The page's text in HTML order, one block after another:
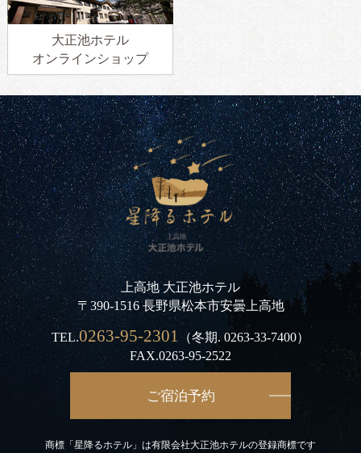
大正池ホテル
オンラインショップ
上高地 大正池ホテル
〒390-1516 長野県松本市安曇上高地
TEL.0263-95-2301 （冬期.0263-33-7400）
FAX.0263-95-2522
ご宿泊予約
商標「星降るホテル」は有限会社大正池ホテルの登録商標です